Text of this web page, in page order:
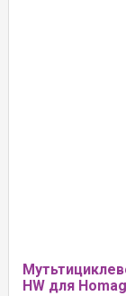
HW для